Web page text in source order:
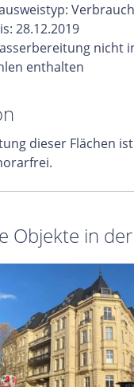
Verbrauch
28.12.2019
nicht
enthalten
dieser Flächen
Objekte in